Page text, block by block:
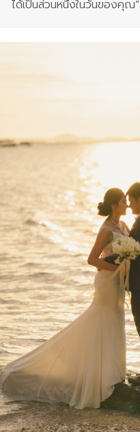
ได้เป็นส่วนหนึ่งในวันของคุณ”